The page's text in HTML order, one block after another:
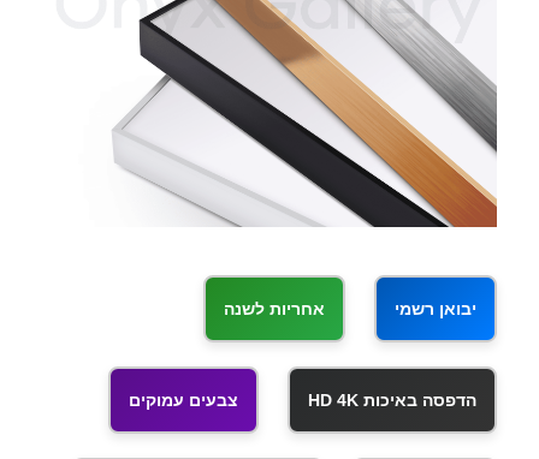
יבואן רשמי אחריות לשנה
הדפסה באיכות HD 4K צבעים עמוקים